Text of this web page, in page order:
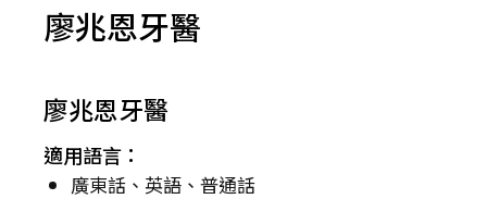
廖兆恩牙醫
廖兆恩牙醫
適用語言：
廣東話、英語、普通話